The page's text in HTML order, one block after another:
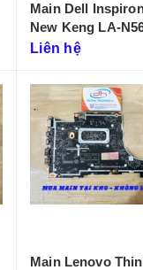
Main Dell
New Keng LA-
Liên hệ
Main Lenovo